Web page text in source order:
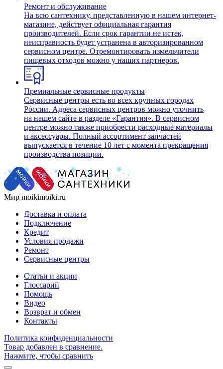
Ремонт и обслуживание
На всю сантехнику, представленную в нашем интернет-
магазине, действует официальная гарантия
производителей. Если срок гарантии не истек,
неисправность будет устранена в авторизированном
сервисном центре. Отремонтировать измельчители
пищевых отходов можно у наших партнеров.
Премиальные сервисные продукты
Сервисные центры есть во всех крупных городах
России. Адреса сервисных центров можно уточнить
на нашем сайте в разделе «Гарантия». В сервисном
центре можно также приобрести расходные материалы
и аксессуары. Полный ассортимент запчастей
выпускается в течение 10 лет с момента прекращения
производства позиции.
Мир moikimoiki.ru
Доставка и оплата
Подключение
Кредит
Условия продажи
Ремонт
Сервисные центры
Статьи и акции
Глоссарий
Помощь
Видео
Возврат и обмен
Контакты
Политика конфиденциальности
Товар добавлен в сравнение.
Нажмите, чтобы сравнить